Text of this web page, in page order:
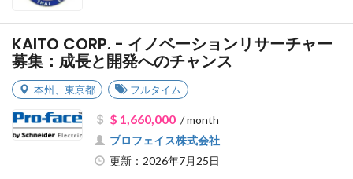
KAITO CORP. - イノベーションリサーチャー
募集：成長と開発へのチャンス
本州 東京都 フルタイム
$ 1,660,000/ month
プロフェイス株式会社
更新：2026年7月25日